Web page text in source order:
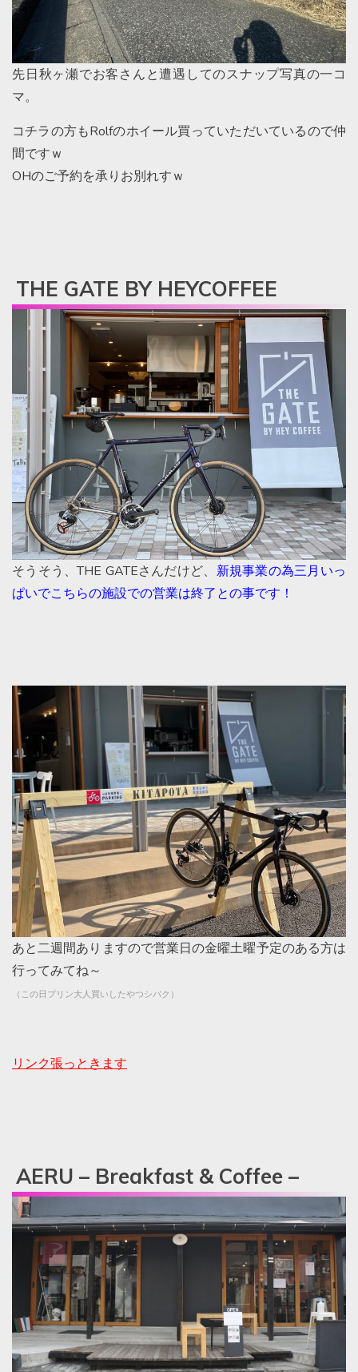
先日秋ヶ瀬でお客さんと遭遇してのスナップ写真の一コ
マ。
コチラの方もRolfのホイール買っていただいているので仲
間ですｗ
OHのご予約を承りお別れすｗ
THE GATE BY HEYCOFFEE
そうそう、THE GATEさんだけど、 新規事業の為三月いっ
ぱいでこちらの施設での営業は終了との事です！
あと二週間ありますので営業日の金曜土曜予定のある方は
行ってみてね～
（この日プリン大人買いしたやつシバク）
リンク張っときます
AERU – Breakfast & Coffee –